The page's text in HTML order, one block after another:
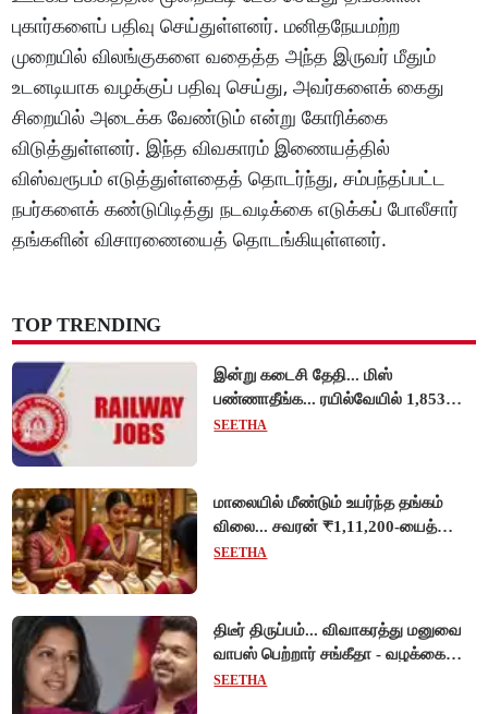
புகார்களைப் பதிவு செய்துள்ளனர். மனிதநேயமற்ற
முறையில் விலங்குகளை வதைத்த அந்த இருவர் மீதும்
உடனடியாக வழக்குப் பதிவு செய்து, அவர்களைக் கைது
சிறையில் அடைக்க வேண்டும் என்று கோரிக்கை
விடுத்துள்ளனர். இந்த விவகாரம் இணையத்தில்
விஸ்வரூபம் எடுத்துள்ளதைத் தொடர்ந்து, சம்பந்தப்பட்ட
நபர்களைக் கண்டுபிடித்து நடவடிக்கை எடுக்கப் போலீசார்
தங்களின் விசாரணையைத் தொடங்கியுள்ளனர்.
TOP TRENDING
இன்று கடைசி தேதி... மிஸ்
பண்ணாதீங்க... ரயில்வேயில் 1,853
அப்ரண்டிஸ் பணியிடங்களுக்கு
SEETHA
மாலையில் மீண்டும் உயர்ந்த தங்கம்
விலை... சவரன் ₹1,11,200-யைத்
தொட்டது!
SEETHA
திடீர் திருப்பம்... விவாகரத்து மனுவை
வாபஸ் பெற்றார் சங்கீதா - வழக்கை
முடித்து வைத்தது செங்கல்பட்டு
SEETHA